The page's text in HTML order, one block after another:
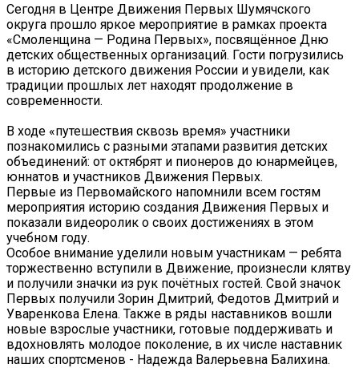
Сегодня в Центре Движения Первых Шумячского
округа прошло яркое мероприятие в рамках проекта
«Смоленщина — Родина Первых», посвящённое Дню
детских общественных организаций. Гости погрузились
в историю детского движения России и увидели, как
традиции прошлых лет находят продолжение в
современности.
В ходе «путешествия сквозь время» участники
познакомились с разными этапами развития детских
объединений: от октябрят и пионеров до юнармейцев,
юннатов и участников Движения Первых.
Первые из Первомайского напомнили всем гостям
мероприятия историю создания Движения Первых и
показали видеоролик о своих достижениях в этом
учебном году.
Особое внимание уделили новым участникам — ребята
торжественно вступили в Движение, произнесли клятву
и получили значки из рук почётных гостей. Свой значок
Первых получили Зорин Дмитрий, Федотов Дмитрий и
Уваренкова Елена. Также в ряды наставников вошли
новые взрослые участники, готовые поддерживать и
вдохновлять молодое поколение, в их числе наставник
наших спортсменов - Надежда Валерьевна Балихина.